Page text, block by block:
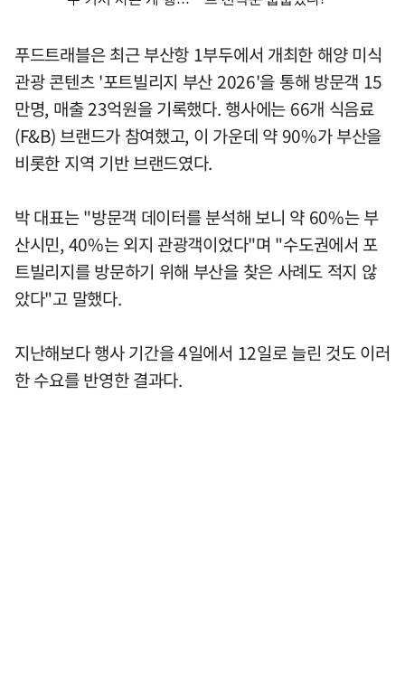
푸드트래블은 최근 부산항 1부두에서 개최한 해양 미식
관광 콘텐츠 '포트빌리지 부산 2026'을 통해 방문객 15
만명, 매출 23억원을 기록했다. 행사에는 66개 식음료
(F&B) 브랜드가 참여했고, 이 가운데 약 90%가 부산을
비롯한 지역 기반 브랜드였다.
박 대표는 "방문객 데이터를 분석해 보니 약 60%는 부
산시민, 40%는 외지 관광객이었다"며 "수도권에서 포
트빌리지를 방문하기 위해 부산을 찾은 사례도 적지 않
았다"고 말했다.
지난해보다 행사 기간을 4일에서 12일로 늘린 것도 이러
한 수요를 반영한 결과다.